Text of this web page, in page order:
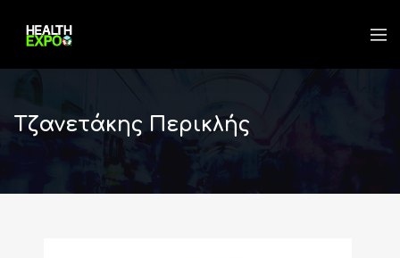
Τζανετάκης Περικλής